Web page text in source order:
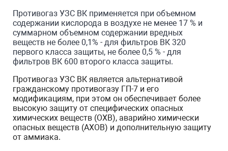
Противогаз УЗС ВК применяется при объемном
содержании кислорода в воздухе не менее 17 % и
суммарном объемном содержании вредных
веществ не более 0,1% - для фильтров ВК 320
первого класса защиты, не более 0,5 % - для
фильтров ВК 600 второго класса защиты.
Противогаз УЗС ВК является альтернативой
гражданскому противогазу ГП-7 и его
модификациям, при этом он обеспечивает более
высокую защиту от специфических опасных
химических веществ (ОХВ), аварийно химически
опасных веществ (АХОВ) и дополнительную защиту
от аммиака.